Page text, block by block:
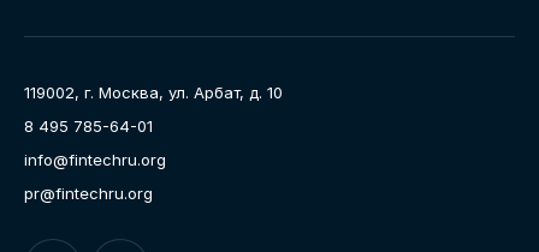
Карьера
Контакты
Документы
119002, г. Москва, ул. Арбат, д. 10
8 495 785-64-01
info@fintechru.org
pr@fintechru.org